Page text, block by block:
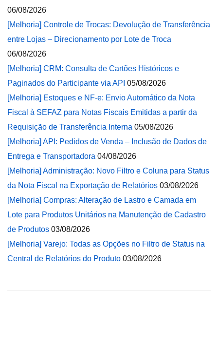
06/08/2026
[Melhoria] Controle de Trocas: Devolução de Transferência
entre Lojas – Direcionamento por Lote de Troca
06/08/2026
[Melhoria] CRM: Consulta de Cartões Históricos e
Paginados do Participante via API 05/08/2026
[Melhoria] Estoques e NF-e: Envio Automático da Nota
Fiscal à SEFAZ para Notas Fiscais Emitidas a partir da
Requisição de Transferência Interna 05/08/2026
[Melhoria] API: Pedidos de Venda – Inclusão de Dados de
Entrega e Transportadora 04/08/2026
[Melhoria] Administração: Novo Filtro e Coluna para Status
da Nota Fiscal na Exportação de Relatórios 03/08/2026
[Melhoria] Compras: Alteração de Lastro e Camada em
Lote para Produtos Unitários na Manutenção de Cadastro
de Produtos 03/08/2026
[Melhoria] Varejo: Todas as Opções no Filtro de Status na
Central de Relatórios do Produto 03/08/2026